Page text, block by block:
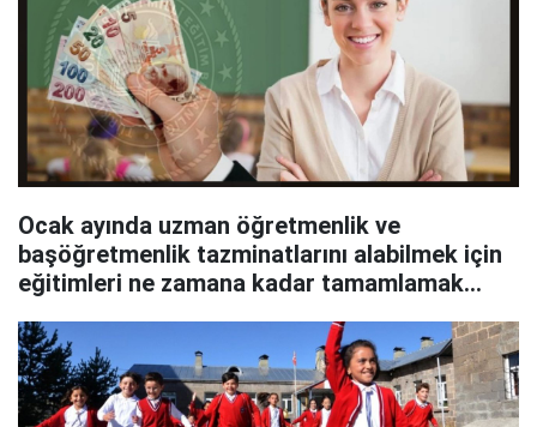
Ocak ayında uzman öğretmenlik ve
başöğretmenlik tazminatlarını alabilmek için
eğitimleri ne zamana kadar tamamlamak